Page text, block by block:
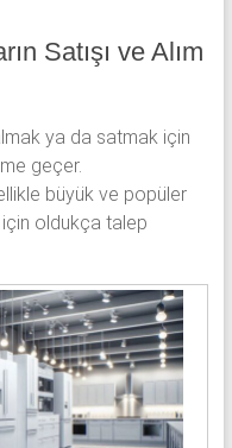
Satışı ve Alım
ya da satmak için
geçer.
büyük ve popüler
için oldukça talep